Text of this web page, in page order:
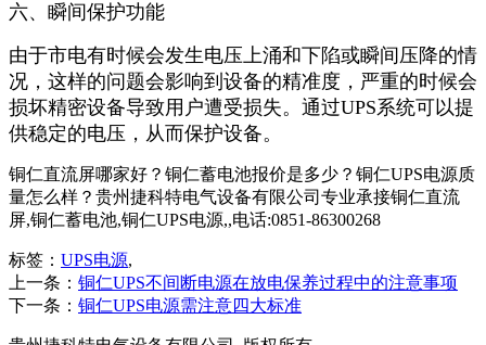
六、瞬间保护功能
由于市电有时候会发生电压上涌和下陷或瞬间压降的情
况，这样的问题会影响到设备的精准度，严重的时候会
损坏精密设备导致用户遭受损失。通过UPS系统可以提
供稳定的电压，从而保护设备。
铜仁直流屏哪家好？铜仁蓄电池报价是多少？铜仁UPS电源质
量怎么样？贵州捷科特电气设备有限公司专业承接铜仁直流
屏,铜仁蓄电池,铜仁UPS电源,,电话:0851-86300268
标签： UPS电源,
上一条： 铜仁UPS不间断电源在放电保养过程中的注意事项
下一条： 铜仁UPS电源需注意四大标准